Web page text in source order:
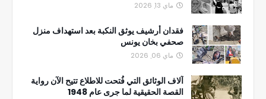
ماي 13, 2026
فقدان أرشيف يوثق النكبة بعد استهداف منزل
صحفي بخان يونس
ماي 06, 2026
آلاف الوثائق التي فُتحت للاطلاع تتيح الآن رواية
القصة الحقيقية لما جرى عام 1948